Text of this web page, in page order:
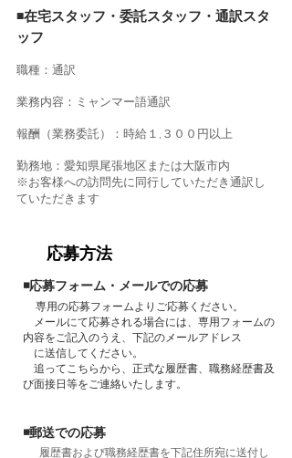
◾️在宅スタッフ・委託スタッフ・通訳スタ
ッフ
職種：通訳
業務内容：ミャンマー語通訳
報酬（業務委託）：時給１,３００円以上
勤務地：愛知県尾張地区または大阪市内
※お客様への訪問先に同行していただき通訳し
ていただきます
​応募方法
◾️応募フォーム・メールでの応募
専用の応募フォームよりご応募ください。
​ メールにて応募される場合には、専用フォームの
内容をご記入のうえ、下記のメールアドレス
に送信してください。
​ 追ってこちらから、正式な履歴書、職務経歴書及
び面接日等をご連絡いたします。
◾️郵送での応募
履歴書および職務経歴書を下記住所宛に送付し